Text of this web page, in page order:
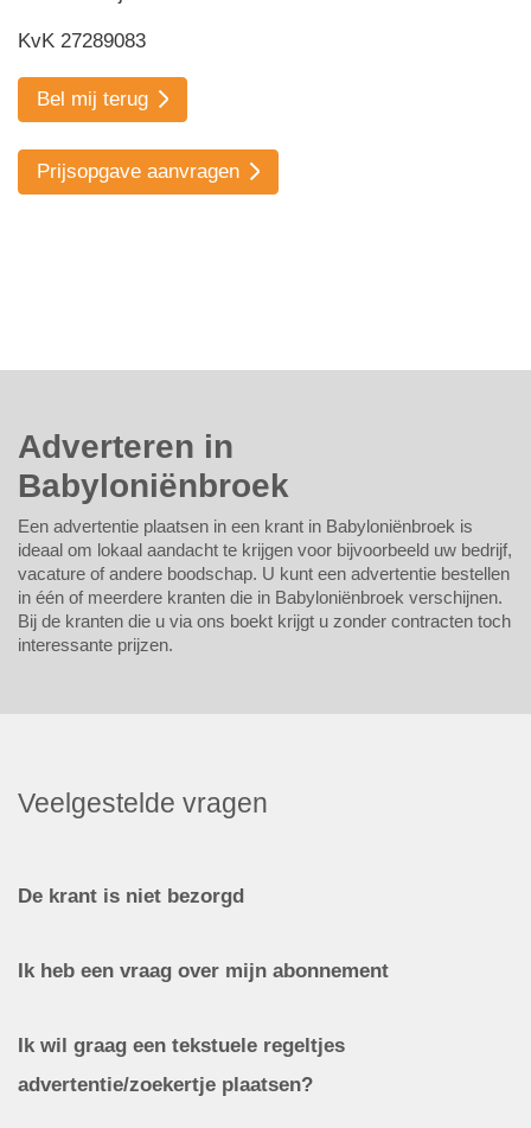
KvK 27289083
Bel mij terug
Prijsopgave aanvragen
Adverteren in
Babyloniënbroek
Een advertentie plaatsen in een krant in Babyloniënbroek is
ideaal om lokaal aandacht te krijgen voor bijvoorbeeld uw bedrijf,
vacature of andere boodschap. U kunt een advertentie bestellen
in één of meerdere kranten die in Babyloniënbroek verschijnen.
Bij de kranten die u via ons boekt krijgt u zonder contracten toch
interessante prijzen.
Veelgestelde vragen
De krant is niet bezorgd
Ik heb een vraag over mijn abonnement
Ik wil graag een tekstuele regeltjes
advertentie/zoekertje plaatsen?